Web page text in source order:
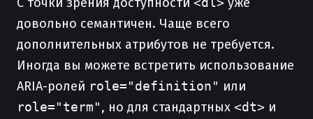
довольно семантичен. Чаще всего
дополнительных атрибутов не требуется.
Иногда вы можете встретить использование
ARIA-ролей role="definition" или
role="term", но для стандартных <dt> и